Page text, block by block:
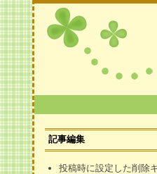
記事編集
投稿時に設定した削除